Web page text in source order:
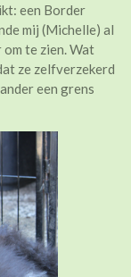
een Border
mij (Michelle) al
om te zien. Wat
ze zelfverzekerd
een grens